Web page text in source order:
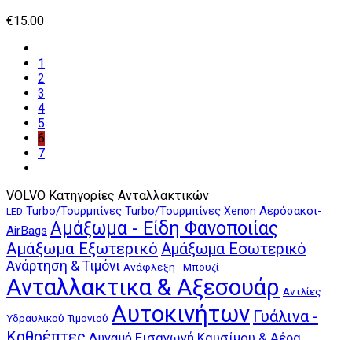
€15.00
1
2
3
4
5
6
7
VOLVO Κατηγορίες Ανταλλακτικών
LED Turbo/Τουρμπίνες Turbo/Τουρμπίνες Xenon Αερόσακοι-
AirBags Αμάξωμα - Είδη Φανοποιίας
Αμάξωμα Εξωτερικό Αμάξωμα Εσωτερικό
Ανάρτηση & Τιμόνι Ανάφλεξη - Μπουζί
Ανταλλακτικα & Αξεσουάρ Αντλίες
Υδραυλικού Τιμονιού Αυτοκινήτων Γυάλινα -